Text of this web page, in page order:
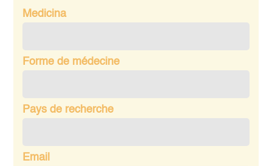
Medicina
Forme de médecine
Pays de recherche
Email